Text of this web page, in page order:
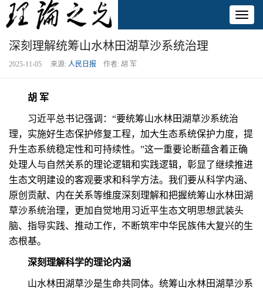
深刻理解统筹山水林田湖草沙系统治理
2025-11-05 来源: 人民日报 作者: 胡 军
胡 军
习近平总书记强调：“要统筹山水林田湖草沙系统治
理，实施好生态保护修复工程，加大生态系统保护力度，提
升生态系统稳定性和可持续性。”这一重要论断蕴含着正确
处理人与自然关系的理论逻辑和实践逻辑，彰显了继续推进
生态文明建设的客观要求和科学方法。我们要从科学内涵、
原创贡献、内在关系等维度深刻理解和把握统筹山水林田湖
草沙系统治理，更加自觉地用习近平生态文明思想武装头
脑、指导实践、推动工作，不断筑牢中华民族伟大复兴的生
态根基。
深刻理解科学的理论内涵
山水林田湖草沙是生命共同体。统筹山水林田湖草沙系